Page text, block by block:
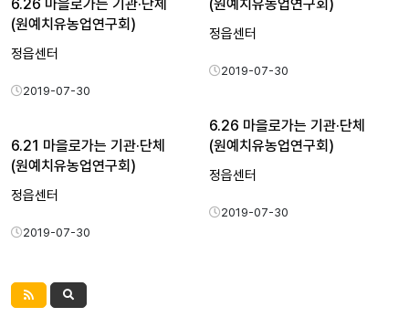
(원예치유농업연구회)
정읍센터
2019-07-30
6.26 마을로가는 기관·단체
(원예치유농업연구회)
정읍센터
2019-07-30
6.26 마을로가는 기관·단체
(원예치유농업연구회)
정읍센터
2019-07-30
6.21 마을로가는 기관·단체
(원예치유농업연구회)
정읍센터
2019-07-30